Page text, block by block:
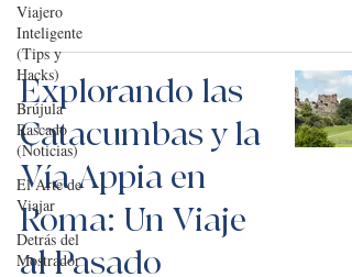
Viajero
Inteligente
(Tips y
Hacks)
Brújula
Rascado
(Noticias)
El Arte de
Viajar
Detrás del
Mostrador
Explorando las
Catacumbas y la
Vía Appia en
Roma: Un Viaje
al Pasado